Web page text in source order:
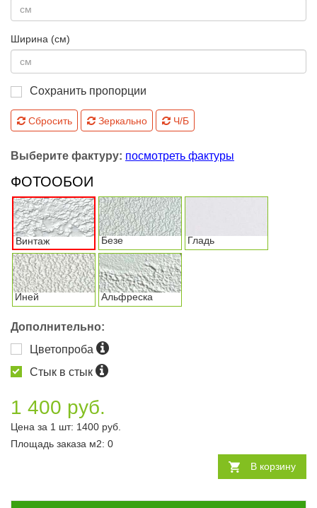
Ширина (см)
Сохранить пропорции
Сбросить Зеркально Ч/Б
Выберите фактуру: посмотреть фактуры
ФОТООБОИ
Винтаж Безе Гладь
Иней Альфреска
Дополнительно:
Цветопроба
Стык в стык
1 400 руб.
Цена за 1 шт: 1400 руб.
Площадь заказа м2: 0
В корзину